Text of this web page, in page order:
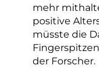
mehr
positive
müsste die
der Forscher.